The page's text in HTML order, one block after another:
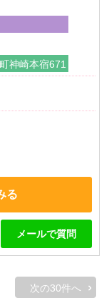
神崎本宿671
る
メールで質問
次の30件へ